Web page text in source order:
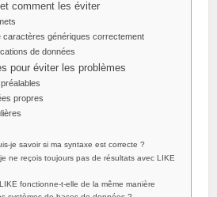
comment les éviter
caractères génériques correctement
de données
pour éviter les problèmes
propres
je savoir si ma syntaxe est correcte ?
ne reçois toujours pas de résultats avec LIKE
fonctionne-t-elle de la même manière